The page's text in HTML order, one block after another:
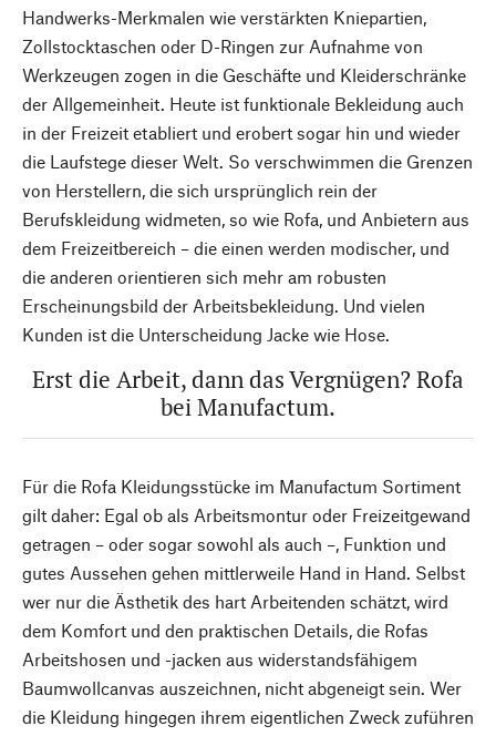
Handwerks-Merkmalen wie verstärkten Kniepartien,
Zollstocktaschen oder D-Ringen zur Aufnahme von
Werkzeugen zogen in die Geschäfte und Kleiderschränke
der Allgemeinheit. Heute ist funktionale Bekleidung auch
in der Freizeit etabliert und erobert sogar hin und wieder
die Laufstege dieser Welt. So verschwimmen die Grenzen
von Herstellern, die sich ursprünglich rein der
Berufskleidung widmeten, so wie Rofa, und Anbietern aus
dem Freizeitbereich – die einen werden modischer, und
die anderen orientieren sich mehr am robusten
Erscheinungsbild der Arbeitsbekleidung. Und vielen
Kunden ist die Unterscheidung Jacke wie Hose.
Erst die Arbeit, dann das Vergnügen? Rofa
bei Manufactum.
Für die Rofa Kleidungsstücke im Manufactum Sortiment
gilt daher: Egal ob als Arbeitsmontur oder Freizeitgewand
getragen – oder sogar sowohl als auch –, Funktion und
gutes Aussehen gehen mittlerweile Hand in Hand. Selbst
wer nur die Ästhetik des hart Arbeitenden schätzt, wird
dem Komfort und den praktischen Details, die Rofas
Arbeitshosen und -jacken aus widerstandsfähigem
Baumwollcanvas auszeichnen, nicht abgeneigt sein. Wer
die Kleidung hingegen ihrem eigentlichen Zweck zuführen